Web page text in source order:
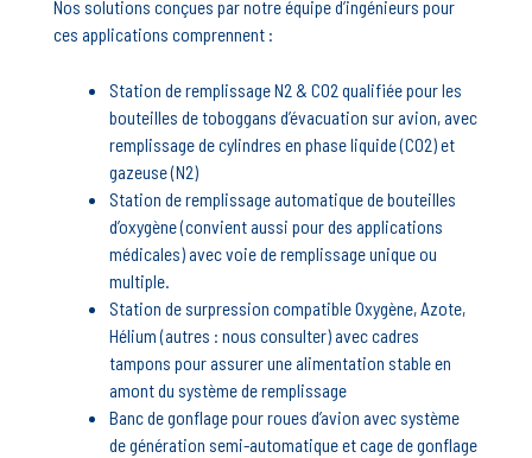
Nos solutions conçues par notre équipe d’ingénieurs pour
ces applications comprennent :
Station de remplissageN2 & CO2 qualifiée pour les
bouteilles de toboggans d’évacuation sur avion, avec
remplissage de cylindres en phase liquide (CO2) et
gazeuse (N2)
Station de remplissage automatique de bouteilles
d’oxygène(convient aussi pour des applications
médicales) avec voie de remplissage unique ou
multiple.
Station de surpression compatible Oxygène, Azote,
Hélium (autres : nous consulter) avec cadres
tampons pour assurer une alimentation stable en
amont du système de remplissage
Banc de gonflage pour roues d’avion avec système
de génération semi-automatique et cage de gonflage